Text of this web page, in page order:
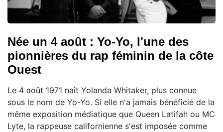
Née un 4 août : Yo-Yo, l'une des
pionnières du rap féminin de la côte
Ouest
Le 4 août 1971 naît Yolanda Whitaker, plus connue
sous le nom de Yo-Yo. Si elle n'a jamais bénéficié de la
même exposition médiatique que Queen Latifah ou MC
Lyte, la rappeuse californienne s'est imposée comme